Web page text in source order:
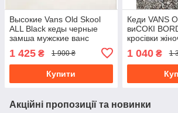
Высокие Vans Old Skool
ALL Black кеды черные
замша мужские ванс
1 425 ₴ 1 900 ₴
Купити
Кеди VANS
виСОКІ
кросівки
1 040₴ 1
Акційні пропозиції та новинки